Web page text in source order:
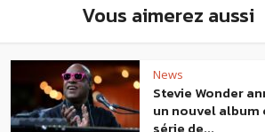
Vous aimerez aussi
News
Stevie Wonder
un nouvel album